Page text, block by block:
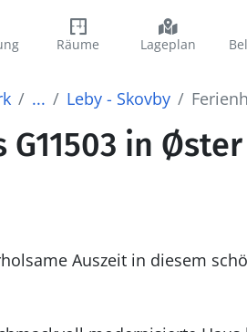
Räume Lageplan
... Leby - Skovby
G11503 in
Auszeit in diesem